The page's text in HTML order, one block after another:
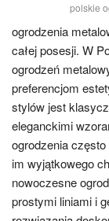
polskie
ogrodzenia
całej posesji. W
ogrodzeń
preferencjom
stylów jest
eleganckimi
ogrodzenia
im wyjątkowego
nowoczesne
prostymi liniami i